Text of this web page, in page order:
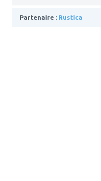
Partenaire : Rustica